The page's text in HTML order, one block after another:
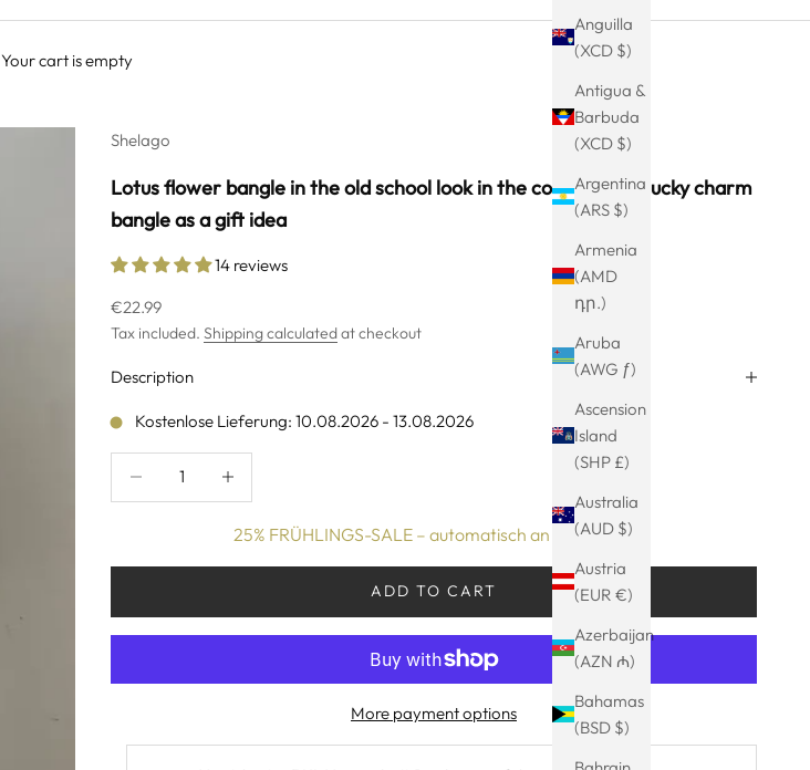
Anguilla
(XCD $)
Antigua &
Barbuda
(XCD $)
Argentina
(ARS $)
Armenia
(AMD
դր.)
Aruba
(AWG ƒ)
Ascension
Island
(SHP £)
Australia
(AUD $)
Austria
(EUR €)
Azerbaijan
(AZN ₼)
Bahamas
(BSD $)
Your cart is empty
Shelago
Lotus flower bangle in the old school look in the color silver - lucky charm
bangle as a gift idea
14 reviews
Sale price
€22.99
Tax included. Shipping calculatedat checkout
Description
Kostenlose Lieferung: 10.08.2026 - 13.08.2026
25% FRÜHLINGS-SALE – automatisch an der Kasse!
ADD TO CART
More payment options